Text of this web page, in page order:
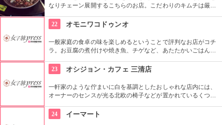
なりチェーン展開するこちらのお店。こだわりのキムチは厳選
ムチ「ゴッチョリ」や、おこげを煮込んだ「ヌルンジ」、もち
ろん熟成キムチもセルフサービス食べ放題。
22 オモニワコドゥンオ
一般家庭の食卓の味を楽しめるということで評判なお店がコチ
ラ。お豆腐の煮付けや焼き魚、チゲなど、あたたかいごはんと
飯に変更する事も出来ます。どこか懐かしい店内に、韓国のお
家にお邪魔しているような雰囲気もGood。
23 オシジョン・カフェ 三清店
一軒家のような佇まいに白を基調としたおしゃれな店内には、
オーナーのセンスが光る北欧の椅子などが置かれているくつろ
り、ラテアートを楽しめるコーヒーメニューも充実。旅行の合
間にほっと一息つける場所です。
24 イーマート